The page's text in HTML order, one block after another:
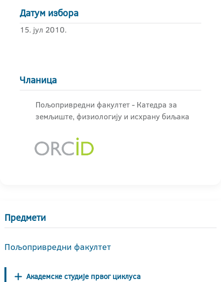
Датум избора
15. јул 2010.
Чланица
Пољопривредни факултет - Катедра за
земљиште, физиологију и исхрану биљака
Предмети
Пољопривредни факултет
Академске студије првог циклуса